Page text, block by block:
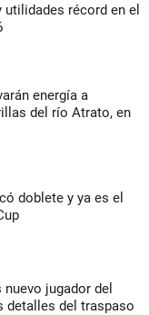
récord en el
energía a
del río Atrato, en
doblete y ya es el
jugador del
detalles del traspaso